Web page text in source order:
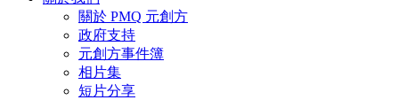
關於 PMQ 元創方
政府支持
元創方事件簿
相片集
短片分享